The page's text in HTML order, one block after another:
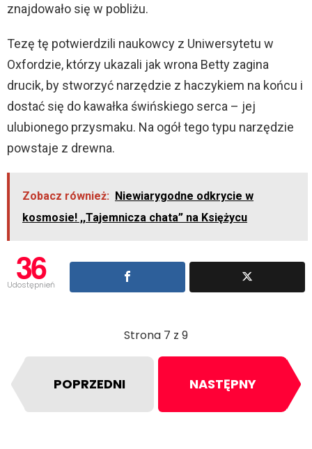
znajdowało się w pobliżu.
Tezę tę potwierdzili naukowcy z Uniwersytetu w
Oxfordzie, którzy ukazali jak wrona Betty zagina
drucik, by stworzyć narzędzie z haczykiem na końcu i
dostać się do kawałka świńskiego serca – jej
ulubionego przysmaku. Na ogół tego typu narzędzie
powstaje z drewna.
Zobacz również:
Niewiarygodne odkrycie w
kosmosie! ,,Tajemnicza chata” na Księżycu
36
Udostępnień
Strona 7 z 9
POPRZEDNI NASTĘPNY